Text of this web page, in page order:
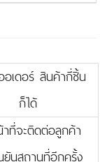
เดอร์ สินค้ากี่ชิ้น
ก็ได้
าที่จะติดต่อลูกค้า
ยันสถานที่อีกครั้ง